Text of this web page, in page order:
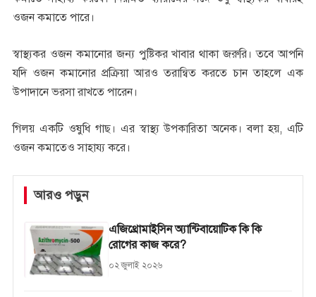
ওজন কমাতে পারে।
স্বাস্থ্যকর ওজন কমানোর জন্য পুষ্টিকর খাবার থাকা জরুরি। তবে আপনি
যদি ওজন কমানোর প্রক্রিয়া আরও তরান্বিত করতে চান তাহলে এক
উপাদানে ভরসা রাখতে পারেন।
গিলয় একটি ওষুধি গাছ। এর স্বাস্থ্য উপকারিতা অনেক। বলা হয়, এটি
ওজন কমাতেও সাহায্য করে।
আরও পড়ুন
এজিথ্রোমাইসিন অ্যান্টিবায়োটিক কি কি
রোগের কাজ করে?
০২ জুলাই ২০২৬